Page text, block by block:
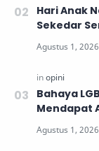
Hari Anak
Sekedar
Bahaya
Mendapat